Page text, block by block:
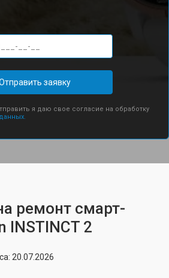
заявку
я даю свое согласие на обработку
ремонт смарт-
INSTINCT 2
20.07.2026